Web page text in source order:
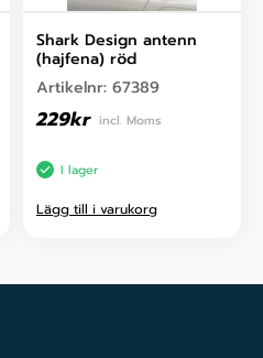
Shark Design antenn
(hajfena) röd
Artikelnr: 67389
229kr incl. Moms
I lager
Lägg till i varukorg